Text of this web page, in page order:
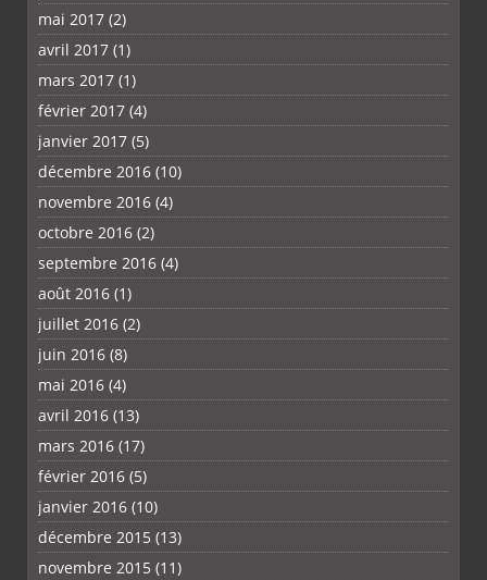
mai 2017 (2)
avril 2017 (1)
mars 2017 (1)
février 2017 (4)
janvier 2017 (5)
décembre 2016 (10)
novembre 2016 (4)
octobre 2016 (2)
septembre 2016 (4)
août 2016 (1)
juillet 2016 (2)
juin 2016 (8)
mai 2016 (4)
avril 2016 (13)
mars 2016 (17)
février 2016 (5)
janvier 2016 (10)
décembre 2015 (13)
novembre 2015 (11)